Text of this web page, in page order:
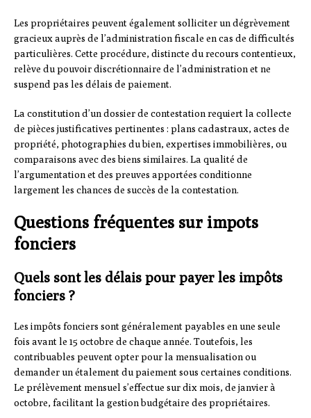
Les propriétaires peuvent également solliciter un dégrèvement
gracieux auprès de l’administration fiscale en cas de difficultés
particulières. Cette procédure, distincte du recours contentieux,
relève du pouvoir discrétionnaire de l’administration et ne
suspend pas les délais de paiement.
La constitution d’un dossier de contestation requiert la collecte
de pièces justificatives pertinentes : plans cadastraux, actes de
propriété, photographies du bien, expertises immobilières, ou
comparaisons avec des biens similaires. La qualité de
l’argumentation et des preuves apportées conditionne
largement les chances de succès de la contestation.
Questions fréquentes sur impots
fonciers
Quels sont les délais pour payer les impôts
fonciers ?
Les impôts fonciers sont généralement payables en une seule
fois avant le 15 octobre de chaque année. Toutefois, les
contribuables peuvent opter pour la mensualisation ou
demander un étalement du paiement sous certaines conditions.
Le prélèvement mensuel s’effectue sur dix mois, de janvier à
octobre, facilitant la gestion budgétaire des propriétaires.